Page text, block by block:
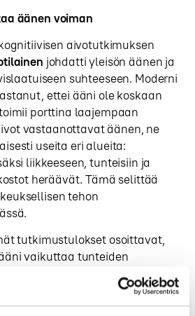
äänen voiman
aivotutkimuksen
johdatti yleisön äänen ja
suhteeseen. Moderni
ettei ääni ole koskaan
porttina laajempaan
vastaanottavat äänen, ne
useita eri alueita:
liikkeeseen, tunteisiin ja
heräävät. Tämä selittää
tehon
tutkimustulokset osoittavat,
vaikuttaa tunteiden
ihminen pystyy tunnistamaan
informaatiosta, vasta
aikaan todellisen tunnereaktion.